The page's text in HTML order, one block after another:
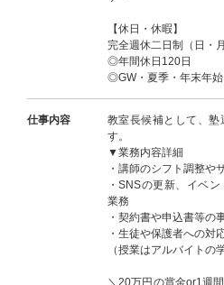
【休日・休暇】
完全週休二日制（日・
◎年間休日120日
◎GW・夏季・年末年
仕事内容
教室長候補として、塾
す。
▼業務内容詳細
・講師のシフト調整や
・SNSの更新、イベ
業務
・契約書や申込書等の
・生徒や保護者への対
（授業はアルバイトの
＼20万円の賞金or1週